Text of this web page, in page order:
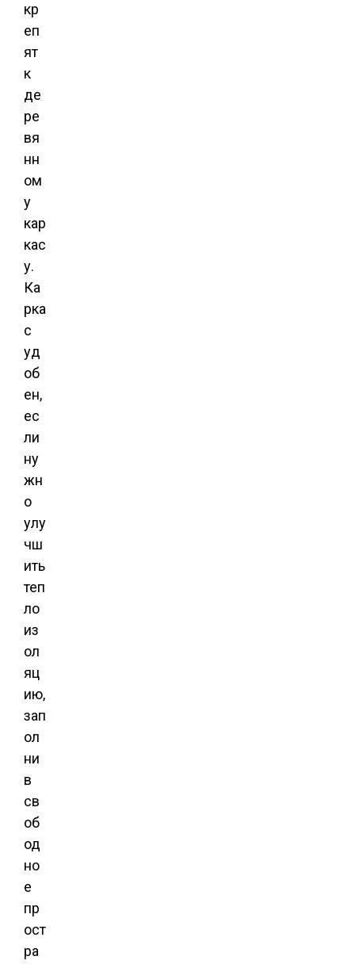
кр
еп
ят
к
де
ре
вя
нн
ом
у
кар
кас
у.
Ка
рка
с
уд
об
ен,
ес
ли
ну
жн
о
улу
чш
ить
теп
ло
из
ол
яц
ию,
зап
ол
ни
в
св
об
од
но
е
пр
ост
ра